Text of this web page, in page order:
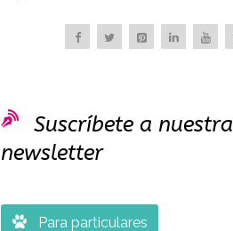

Suscríbete a nuestra
newsletter
 Para particulares